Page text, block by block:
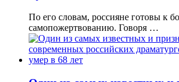
По его словам, россияне готовы к
самопожертвованию. Говоря …